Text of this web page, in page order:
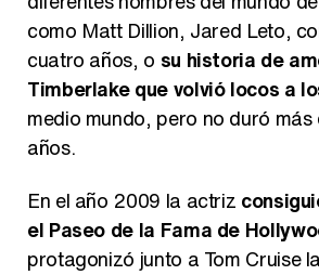
como Matt Dillion, Jared Leto,
cuatro años, o su historia de
Timberlake que volvió locos a
medio mundo, pero no duró
años.
En el año 2009 la actriz
el Paseo de la Fama de
protagonizó junto a Tom Cruise